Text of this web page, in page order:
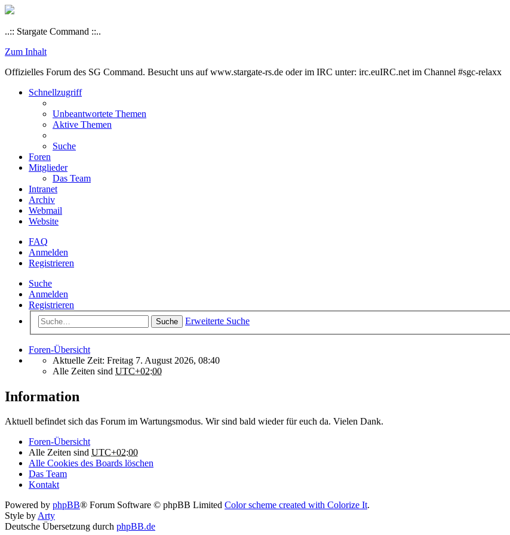
..:: Stargate Command ::..
Zum Inhalt
Offizielles Forum des SG Command. Besucht uns auf www.stargate-rs.de oder im IRC unter: irc.euIRC.net im Channel #sgc-relaxx
Schnellzugriff
Unbeantwortete Themen
Aktive Themen
Suche
Foren
Mitglieder
Das Team
Intranet
Archiv
Webmail
Website
FAQ
Anmelden
Registrieren
Suche
Anmelden
Registrieren
Suche Erweiterte Suche
Foren-Übersicht
Aktuelle Zeit: Freitag 7. August 2026, 08:40
Alle Zeiten sind UTC+02:00
Information
Aktuell befindet sich das Forum im Wartungsmodus. Wir sind bald wieder für euch da. Vielen Dank.
Foren-Übersicht
Alle Zeiten sind UTC+02:00
Alle Cookies des Boards löschen
Das Team
Kontakt
Powered by phpBB® Forum Software © phpBB Limited Color scheme created with Colorize It.
Style byArty
Deutsche Übersetzung durch phpBB.de